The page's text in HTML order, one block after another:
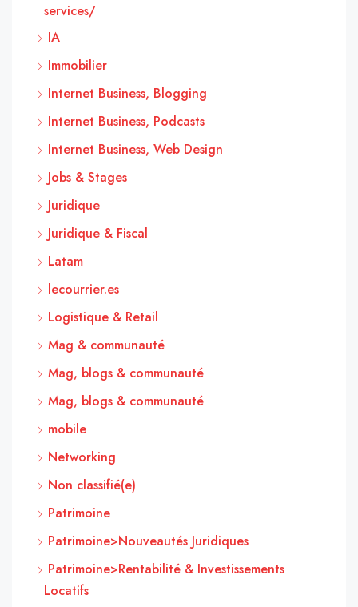
services/
IA
Immobilier
Internet Business, Blogging
Internet Business, Podcasts
Internet Business, Web Design
Jobs & Stages
Juridique
Juridique & Fiscal
Latam
lecourrier.es
Logistique & Retail
Mag & communauté
Mag, blogs & communauté
Mag, blogs & communauté
mobile
Networking
Non classifié(e)
Patrimoine
Patrimoine>Nouveautés Juridiques
Patrimoine>Rentabilité & Investissements
Locatifs